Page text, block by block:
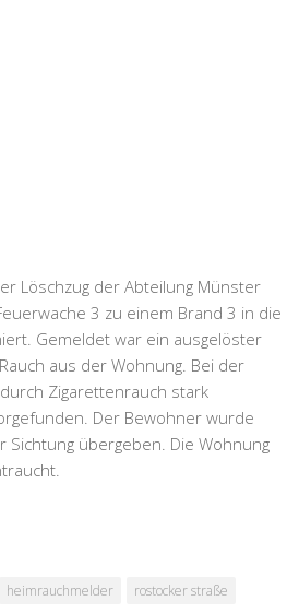
Löschzug der Abteilung Münster
3 zu einem Brand 3 in die
Gemeldet war ein ausgelöster
aus der Wohnung. Bei der
Zigarettenrauch stark
Der Bewohner wurde
Sichtung übergeben. Die Wohnung
heimrauchmelder rostocker straße